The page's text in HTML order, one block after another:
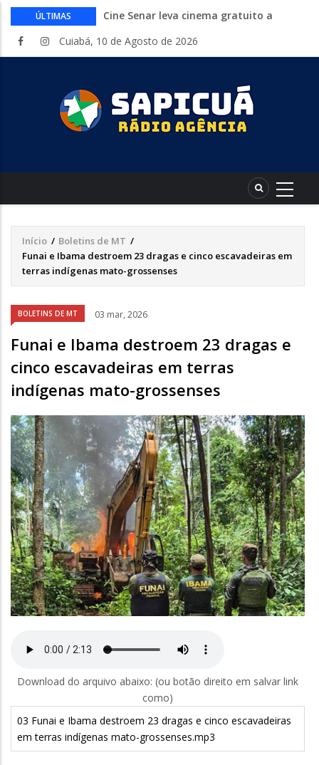
ÚLTIMAS
Cine Senar leva cinema gratuito a
agosto
Curso gratuito da Embrapa ensina a
montar hortas do plantio ao cultivo.
Inscrições abertas
HCanMT. Ministério da Saúde habilita
pacientes do SUS
Cuiabá, 10 de Agosto de 2026
Trilha
de
Início / Boletins de MT /
Funai e Ibama destroem 23 dragas e cinco escavadeiras em
terras indígenas mato-grossenses
BOLETINS DE MT 03 mar, 2026
Funai e Ibama destroem 23 dragas e
cinco escavadeiras em terras
indígenas mato-grossenses
Áudio
Download do arquivo abaixo: (ou botão direito em salvar link
como)
03 Funai e Ibama destroem 23 dragas e cinco escavadeiras
em terras indígenas mato-grossenses.mp3